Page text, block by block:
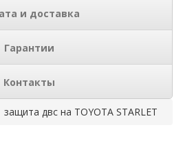
и доставка
Гарантии
Контакты
защита двс на TOYOTA STARLET